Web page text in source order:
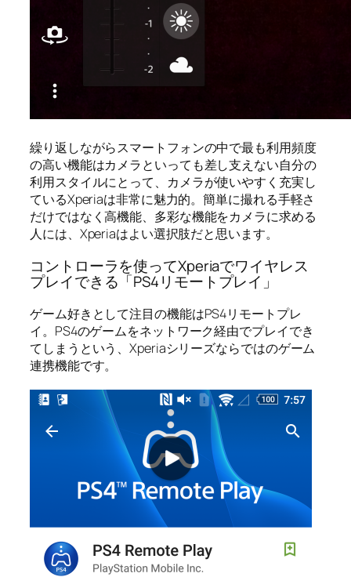
繰り返しながらスマートフォンの中で最も利用頻度
の高い機能はカメラといっても差し支えない自分の
利用スタイルにとって、カメラが使いやすく充実し
ているXperiaは非常に魅力的。簡単に撮れる手軽さ
だけではなく高機能、多彩な機能をカメラに求める
人には、Xperiaはよい選択肢だと思います。
コントローラを使ってXperiaでワイヤレス
プレイできる「PS4リモートプレイ」
ゲーム好きとして注目の機能はPS4リモートプレ
イ。PS4のゲームをネットワーク経由でプレイでき
てしまうという、Xperiaシリーズならではのゲーム
連携機能です。